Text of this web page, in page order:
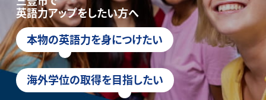
英語力アップをしたい方へ
本物の英語力を身につけたい
海外学位の取得を目指したい